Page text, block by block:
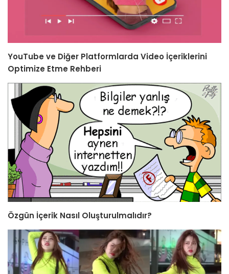
YouTube ve Diğer Platformlarda Video İçeriklerini
Optimize Etme Rehberi
Özgün İçerik Nasıl Oluşturulmalıdır?